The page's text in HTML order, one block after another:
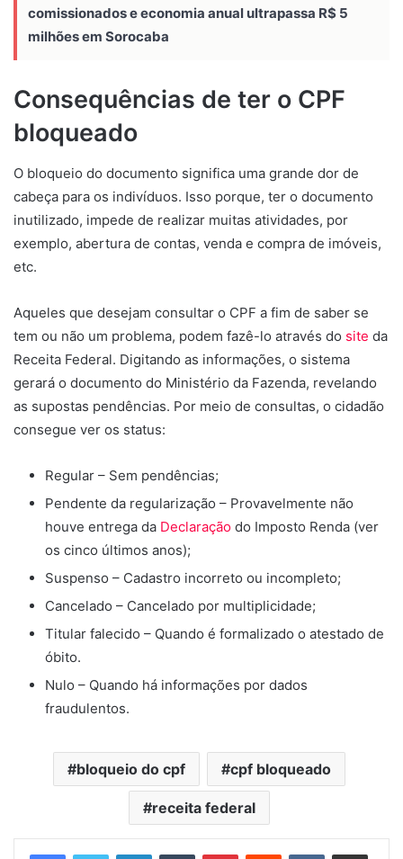
comissionados e economia anual ultrapassa R$ 5
milhões em Sorocaba
Consequências de ter o CPF
bloqueado
O bloqueio do documento significa uma grande dor de
cabeça para os indivíduos. Isso porque, ter o documento
inutilizado, impede de realizar muitas atividades, por
exemplo, abertura de contas, venda e compra de imóveis,
etc.
Aqueles que desejam consultar o CPF a fim de saber se
tem ou não um problema, podem fazê-lo através do site da
Receita Federal. Digitando as informações, o sistema
gerará o documento do Ministério da Fazenda, revelando
as supostas pendências. Por meio de consultas, o cidadão
consegue ver os status:
Regular – Sem pendências;
Pendente da regularização – Provavelmente não
houve entrega da Declaração do Imposto Renda (ver
os cinco últimos anos);
Suspenso – Cadastro incorreto ou incompleto;
Cancelado – Cancelado por multiplicidade;
Titular falecido – Quando é formalizado o atestado de
óbito.
Nulo – Quando há informações por dados
fraudulentos.
bloqueio do cpf cpf bloqueado
receita federal
LinkedinTumblr PinterestReddit VK Compartilhar via e-mail